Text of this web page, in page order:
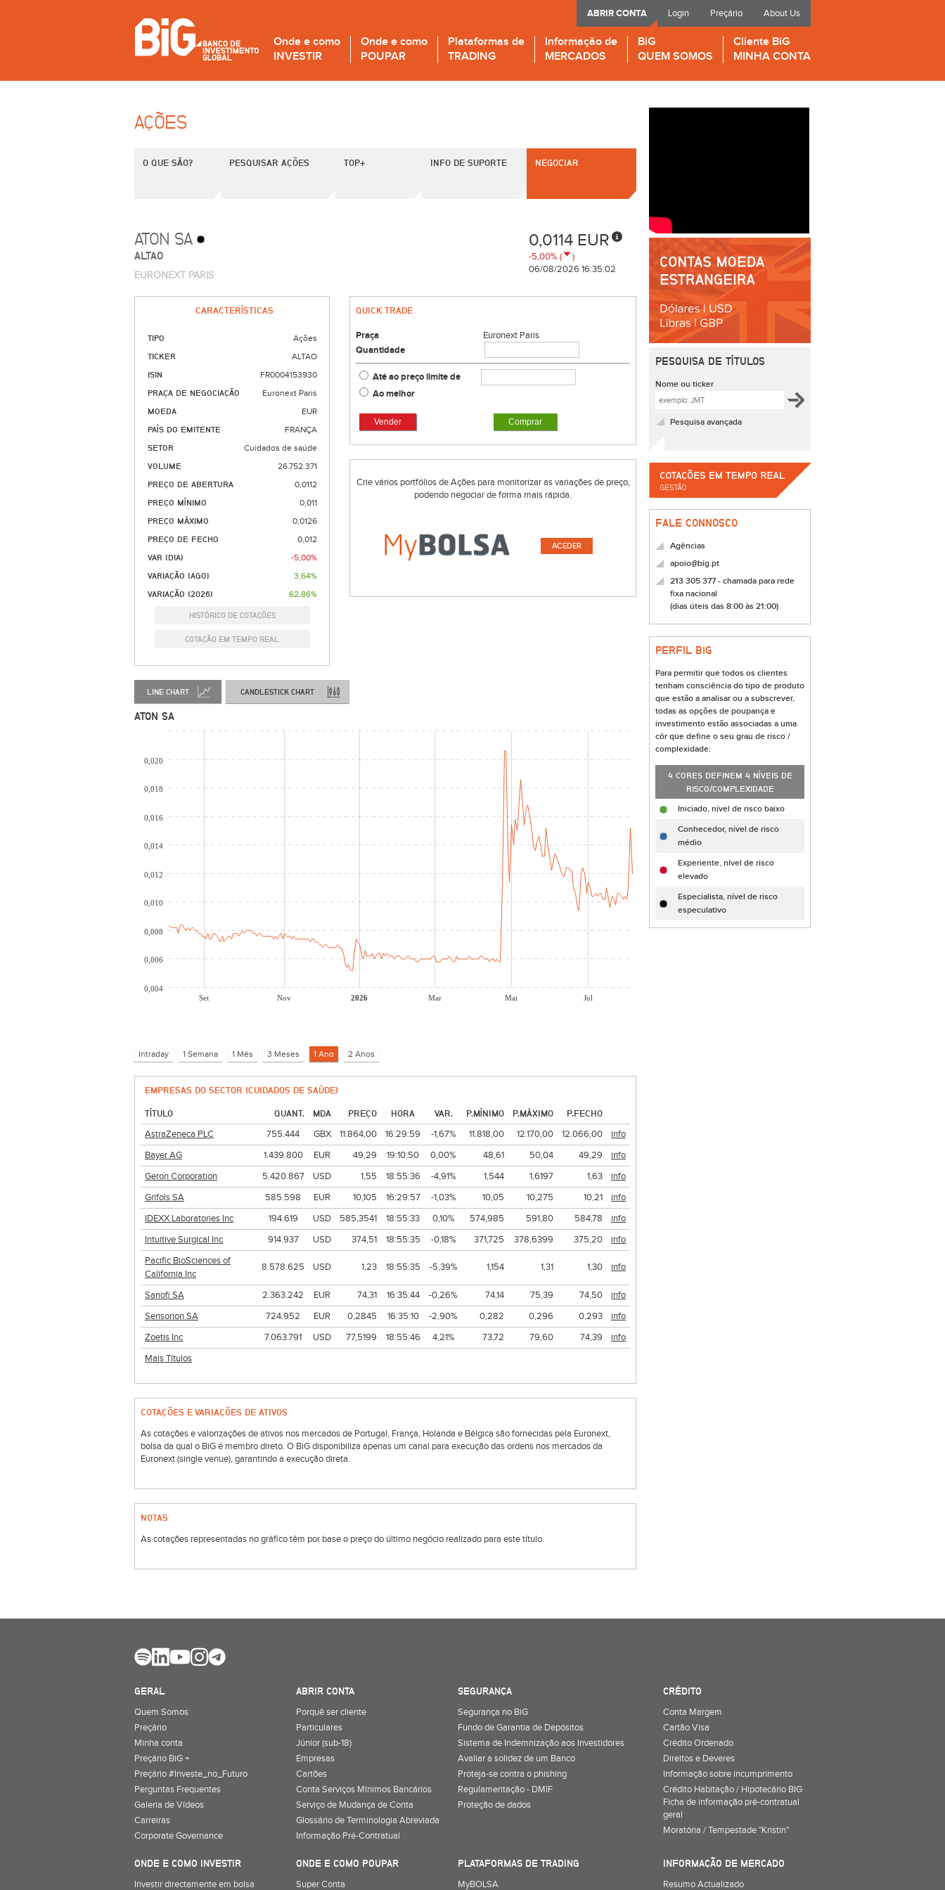
Login Preçário About Us
ABRIR CONTA
Onde e como
INVESTIR
Onde e como
POUPAR
Plataformas de
TRADING
Informação de
MERCADOS
BiG
QUEM SOMOS
Cliente BiG
MINHA CONTA
AÇÕES
O QUE SÃO? PESQUISAR AÇÕES TOP+ INFO DE SUPORTE NEGOCIAR
ATON SA
ALTAO
EURONEXT PARIS
0,0114 EUR
-5,00% (
)
06/08/2026 16:35:02
CARACTERÍSTICAS
TIPO Ações
TICKER ALTAO
ISIN FR0004153930
PRAÇA DE NEGOCIAÇÃO Euronext Paris
MOEDA EUR
PAÍS DO EMITENTE FRANÇA
SETOR Cuidados de saúde
VOLUME 26.752.371
PREÇO DE ABERTURA 0,0112
PREÇO MÍNIMO 0,011
PREÇO MÁXIMO 0,0126
PREÇO DE FECHO 0,012
VAR (DIA) -5,00%
VARIAÇÃO (AGO) 3,64%
VARIAÇÃO (2026) 62,86%
HISTÓRICO DE COTAÇÕES
COTAÇÃO EM TEMPO REAL
QUICK TRADE
Praça
Euronext Paris
Quantidade
Até ao preço limite de
Ao melhor
Vender Comprar
Crie vários portfólios de Ações para monitorizar as variações de preço,
podendo negociar de forma mais rápida.
ACEDER
LINE CHART CANDLESTICK CHART
ATON SA
Set Nov 2026 Mar Mai Jul
0,004
0,006
0,008
0,010
0,012
0,014
0,016
0,018
0,020
EMPRESAS DO SECTOR (CUIDADOS DE SAÚDE)
TÍTULO QUANT. MDA PREÇO HORA VAR. P.MÍNIMO P.MÁXIMO
P.FECHO
AstraZeneca PLC
755.444 GBX 11.864,00 16:29:59 -1,67% 11.818,00 12.170,00 12.066,00
info
Bayer AG
1.439.800 EUR 49,29 19:10:50 0,00% 48,61 50,04 49,29
info
Geron Corporation
5.420.867 USD 1,55 18:55:36 -4,91% 1,544 1,6197 1,63
info
Grifols SA
585.598 EUR 10,105 16:29:57 -1,03% 10,05 10,275 10,21
info
IDEXX Laboratories Inc
194.619 USD 585,3541 18:55:33 0,10% 574,985 591,80 584,78
info
Intuitive Surgical Inc
914.937 USD 374,51 18:55:35 -0,18% 371,725 378,6399 375,20
info
Pacific BioSciences of
California Inc
8.578.625 USD 1,23 18:55:35 -5,39% 1,154 1,31 1,30 info
Sanofi SA 2.363.242 EUR 74,31 16:35:44 -0,26% 74,14 75,39 74,50
info
Sensorion SA
724.952 EUR 0,2845 16:35:10 -2,90% 0,282 0,296 0,293
info
Zoetis Inc
7.063.791 USD 77,5199 18:55:46 4,21% 73,72 79,60 74,39
info
Mais Títulos
COTAÇÕES E VARIAÇÕES DE ATIVOS
As cotações e valorizações de ativos nos mercados de Portugal, França, Holanda e Bélgica são fornecidas pela Euronext,
bolsa da qual o BiG é membro direto. O BiG disponibiliza apenas um canal para execução das ordens nos mercados da
Euronext (single venue), garantindo a execução direta.
NOTAS
As cotações representadas no gráfico têm por base o preço do último negócio realizado para este título.
PESQUISA DE TÍTULOS
Nome ou ticker
Pesquisa avançada
FALE CONNOSCO
Agências
apoio@big.pt
213 305 377 - chamada para rede
fixa nacional
(dias úteis das 8:00 às 21:00)
PERFIL BiG
Para permitir que todos os clientes
tenham consciência do tipo de produto
que estão a analisar ou a subscrever,
todas as opções de poupança e
investimento estão associadas a uma
côr que define o seu grau de risco /
complexidade:
4 CORES DEFINEM 4 NÍVEIS DE
RISCO/COMPLEXIDADE
Iniciado, nível de risco baixo
Conhecedor, nível de risco
médio
Experiente, nível de risco
elevado
Especialista, nível de risco
especulativo
GERAL
Quem Somos
Preçário
Minha conta
Preçário BiG +
Preçário #Investe_no_Futuro
Perguntas Frequentes
Galeria de Vídeos
Carreiras
Corporate Governance
ABRIR CONTA
Porquê ser cliente
Particulares
Júnior (sub-18)
Empresas
Cartões
Conta Serviços Mínimos Bancários
Serviço de Mudança de Conta
Glossário de Terminologia Abreviada
Informação Pré-Contratual
SEGURANÇA
Segurança no BiG
Fundo de Garantia de Depósitos
Sistema de Indemnização aos Investidores
Avaliar a solidez de um Banco
Proteja-se contra o phishing
Regulamentação - DMIF
Proteção de dados
CRÉDITO
Conta Margem
Cartão Visa
Crédito Ordenado
Direitos e Deveres
Informação sobre incumprimento
Crédito Habitação / Hipotecário BIG
Ficha de informação pré-contratual
geral
Moratória / Tempestade "Kristin"
ONDE E COMO INVESTIR
Investir directamente em bolsa
ONDE E COMO POUPAR
Super Conta
PLATAFORMAS DE TRADING
MyBOLSA
INFORMAÇÃO DE MERCADO
Resumo Actualizado